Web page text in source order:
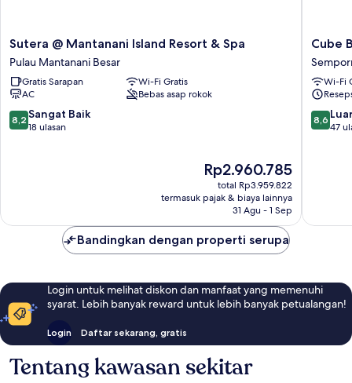
Sutera
@
Mantanani
Island
Resort
&
Spa
Sutera @ Mantanani Island Resort & Spa
Pulau Mantanani Besar
Gratis Sarapan
Wi-Fi Gratis
AC
Bebas asap rokok
8.2
dari
8,2 Sangat Baik
18 ulasan
Harga
sekarang
Rp2.960.785
Rp2.960.785
total Rp3.959.822
termasuk pajak & biaya lainnya
31 Agu - 1 Sep
Cube
Bed
Station
-
Hostel
Cube
Wi-Fi
8.6
dari
8,6
47
Bandingkan dengan properti serupa
Login untuk melihat diskon dan manfaat yang memenuhi
syarat. Lebih banyak reward untuk lebih banyak petualangan!
Login Daftar sekarang, gratis
Tentang kawasan sekitar